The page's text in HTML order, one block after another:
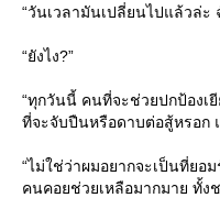
“วันเวลามันเปลี่ยนไปแล้วล่ะ
“ยังไง?”
“ทุกวันนี้ คนที่จะช่วยปกป้อง
ที่จะจับปืนหรือดาบต่อสู้หรอก
“ไม่ใช่ว่าผมอยากจะเป็นที่ยอ
คนคอยช่วยเหลือมากมาย ทั้